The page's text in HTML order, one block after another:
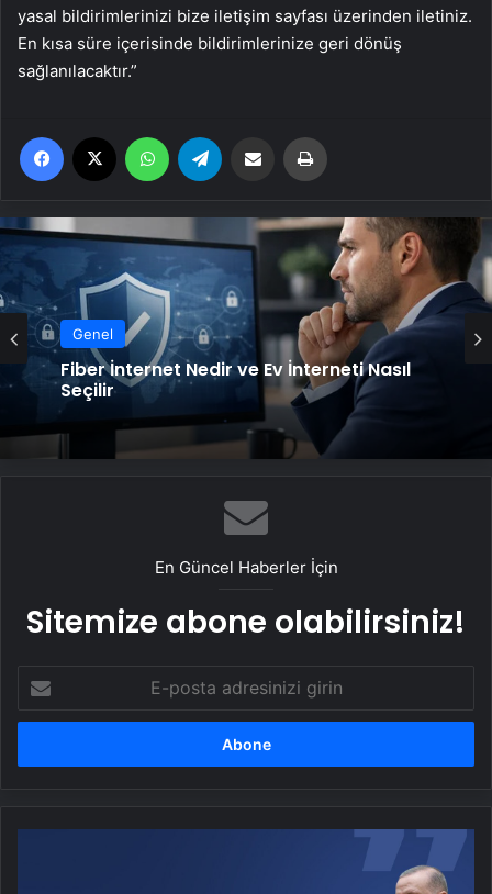
yasal bildirimlerinizi bize iletişim sayfası üzerinden iletiniz.
En kısa süre içerisinde bildirimlerinize geri dönüş
sağlanılacaktır.”
Facebook WhatsApp Email'den paylaş
Genel
Fiber İnternet Nedir ve Ev İnterneti Nasıl
Seçilir
En Güncel Haberler İçin
Sitemize abone olabilirsiniz!
posta
adresinizi